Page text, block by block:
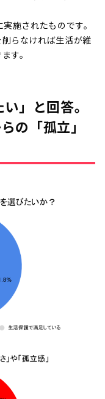
施されたものです。
らなければ生活が維
す。
」と回答。
の「孤立」